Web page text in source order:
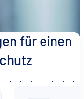
für einen